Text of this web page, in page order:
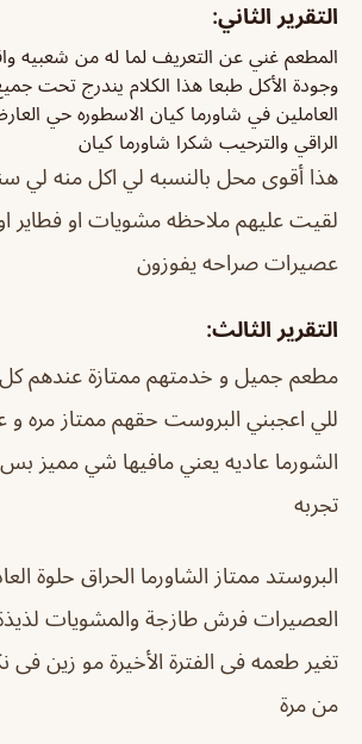
التقرير الثاني:
المطعم غني عن التعريف لما له من شعبيه
وجودة الأكل طبعا هذا الكلام يندرج تحت
العاملين في شاورما كيان الاسطوره حي
الراقي والترحيب شكرا شاورما كيان
هذا أقوى محل بالنسبه لي اكل منه لي
لقيت عليهم ملاحظه مشويات او فطاير او
عصيرات صراحه يفوزون
التقرير الثالث:
مطعم جميل و خدمتهم ممتازة عندهم
للي اعجبني البروست حقهم ممتاز مره و
الشورما عاديه يعني مافيها شي مميز
تجربه
البروستد ممتاز الشاورما الحراق حلوة
العصيرات فرش طازجة والمشويات
تغير طعمه فى الفترة الأخيرة مو زين فى
من مرة